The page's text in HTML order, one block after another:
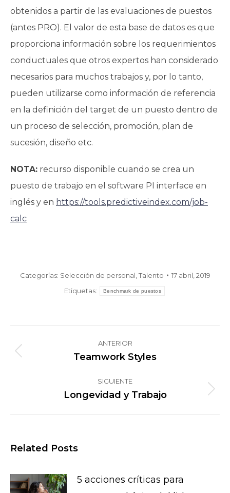
obtenidos a partir de las evaluaciones de puestos
(antes PRO). El valor de esta base de datos es que
proporciona información sobre los requerimientos
conductuales que otros expertos han considerado
necesarios para muchos trabajos y, por lo tanto,
pueden utilizarse como información de referencia
en la definición del target de un puesto dentro de
un proceso de selección, promoción, plan de
sucesión, diseño etc.
NOTA: recurso disponible cuando se crea un
puesto de trabajo en el software PI interface en
inglés y en https://tools.predictiveindex.com/job-
calc
Categorías: Selección de personal Talento
17 abril, 2019
Etiquetas:
Benchmark de puestos
entre
ANTERIOR
Publicación
Teamwork Styles
SIGUIENTE
Publicación
Longevidad y Trabajo
Related Posts
5 acciones críticas para